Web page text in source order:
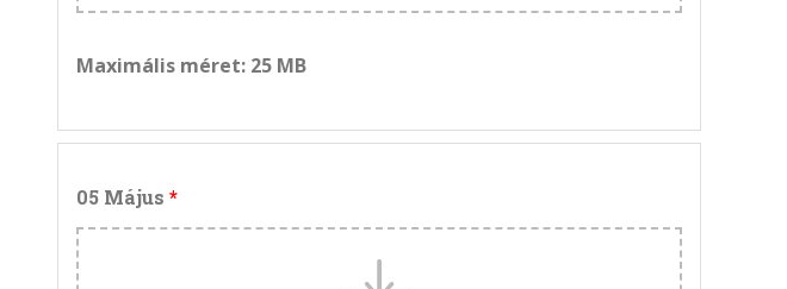
Maximális méret: 25 MB
05 Május